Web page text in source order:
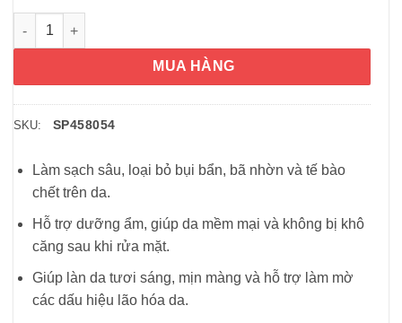
Sữa rửa mặt tạo bọt Olay Total Effects 7in1 Revitalizing 150ml
MUA HÀNG
SKU: SP458054
Làm sạch sâu, loại bỏ bụi bẩn, bã nhờn và tế bào
chết trên da.
Hỗ trợ dưỡng ẩm, giúp da mềm mại và không bị khô
căng sau khi rửa mặt.
Giúp làn da tươi sáng, mịn màng và hỗ trợ làm mờ
các dấu hiệu lão hóa da.